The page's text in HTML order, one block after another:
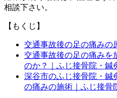
相談下さい。
【もくじ】
交通事故後の足の痛みの
交通事故後の足の痛みを
のか？｜ふじ接骨院・鍼
深谷市のふじ接骨院・鍼
の痛みの施術｜ふじ接骨